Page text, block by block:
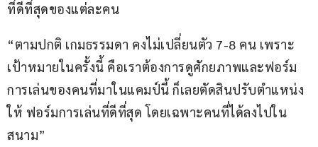
ที่ดีที่สุดของแต่ละคน
“ตามปกติ เกมธรรมดา คงไม่เปลี่ยนตัว 7-8 คน เพราะ
เป้าหมายในครั้งนี้ คือเราต้องการดูศักยภาพและฟอร์ม
การเล่นของคนที่มาในแคมป์นี้ ก็เลยตัดสินปรับตำแหน่ง
ให้ ฟอร์มการเล่นที่ดีที่สุด โดยเฉพาะคนที่ได้ลงไปใน
สนาม”